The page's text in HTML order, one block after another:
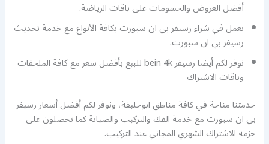
أفضل العروض والحسومات على باقات الرياضة.
نعمل في شراء رسيفر بي ان سبورت بكافة الأنواع مع خدمة تحديث
رسيفر بي ان سبورت.
نوفر لكم أيضا رسيفر bein 4k للبيع بأفضل سعر مع كافة الملحقات
وباقات الاشتراك
خدمتنا متاحة في كافة مناطق ابوحليفة، ونوفر لكم أفضل أسعار رسيفر
بي ان سبورت مع خدمة الفك والتركيب والصيانة كما تحصلون على
حزمة الاشتراك الشهري المجاني عند التركيب.